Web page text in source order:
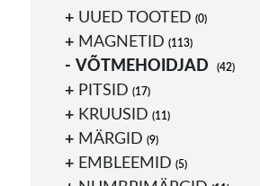
UUED TOOTED (0)
MAGNETID (113)
VÕTMEHOIDJAD (42)
PITSID (17)
KRUUSID (11)
MÄRGID (9)
EMBLEEMID (5)